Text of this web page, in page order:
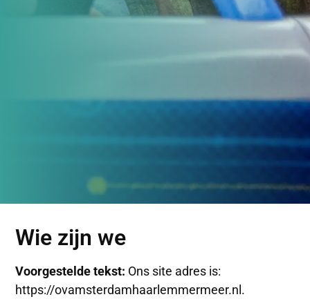
Wie zijn we
Voorgestelde tekst: Ons site adres is:
https://ovamsterdamhaarlemmermeer.nl.